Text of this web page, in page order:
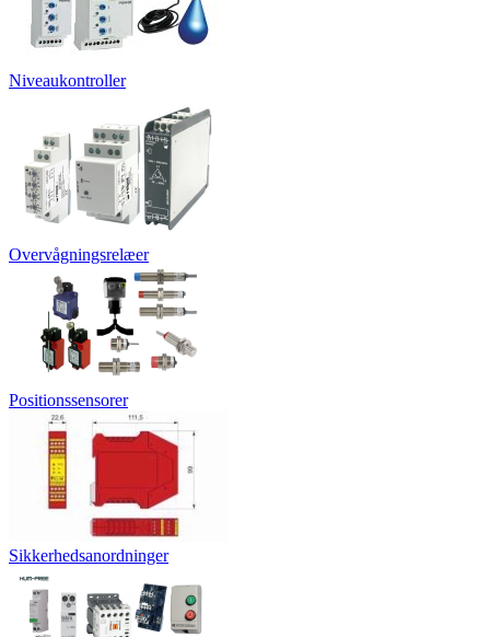
Niveaukontroller
Overvågningsrelæer
Positionssensorer
Sikkerhedsanordninger